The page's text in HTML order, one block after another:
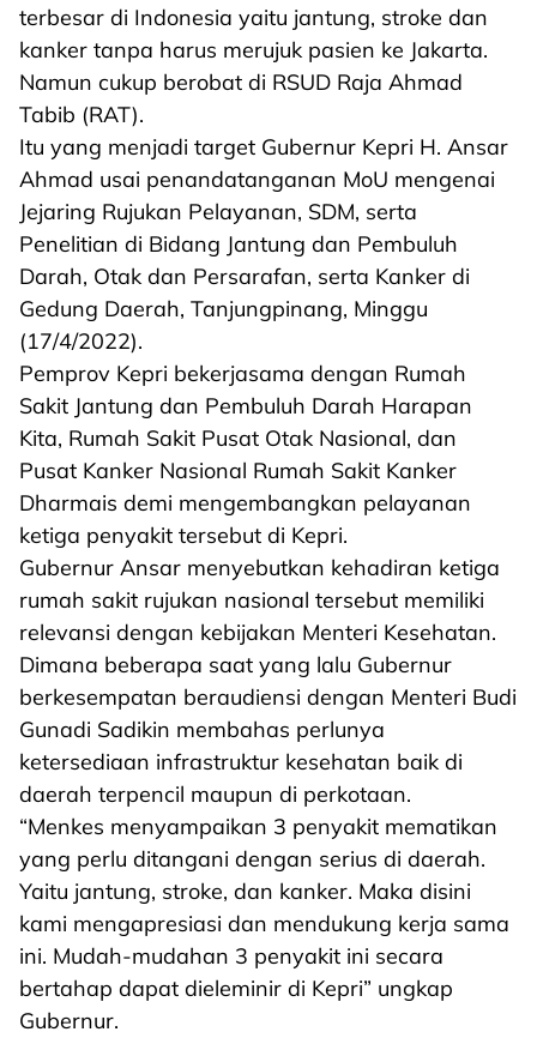
terbesar di Indonesia yaitu jantung, stroke dan
kanker tanpa harus merujuk pasien ke Jakarta.
Namun cukup berobat di RSUD Raja Ahmad
Tabib (RAT).
Itu yang menjadi target Gubernur Kepri H. Ansar
Ahmad usai penandatanganan MoU mengenai
Jejaring Rujukan Pelayanan, SDM, serta
Penelitian di Bidang Jantung dan Pembuluh
Darah, Otak dan Persarafan, serta Kanker di
Gedung Daerah, Tanjungpinang, Minggu
(17/4/2022).
Pemprov Kepri bekerjasama dengan Rumah
Sakit Jantung dan Pembuluh Darah Harapan
Kita, Rumah Sakit Pusat Otak Nasional, dan
Pusat Kanker Nasional Rumah Sakit Kanker
Dharmais demi mengembangkan pelayanan
ketiga penyakit tersebut di Kepri.
Gubernur Ansar menyebutkan kehadiran ketiga
rumah sakit rujukan nasional tersebut memiliki
relevansi dengan kebijakan Menteri Kesehatan.
Dimana beberapa saat yang lalu Gubernur
berkesempatan beraudiensi dengan Menteri Budi
Gunadi Sadikin membahas perlunya
ketersediaan infrastruktur kesehatan baik di
daerah terpencil maupun di perkotaan.
“Menkes menyampaikan 3 penyakit mematikan
yang perlu ditangani dengan serius di daerah.
Yaitu jantung, stroke, dan kanker. Maka disini
kami mengapresiasi dan mendukung kerja sama
ini. Mudah-mudahan 3 penyakit ini secara
bertahap dapat dieleminir di Kepri” ungkap
Gubernur.